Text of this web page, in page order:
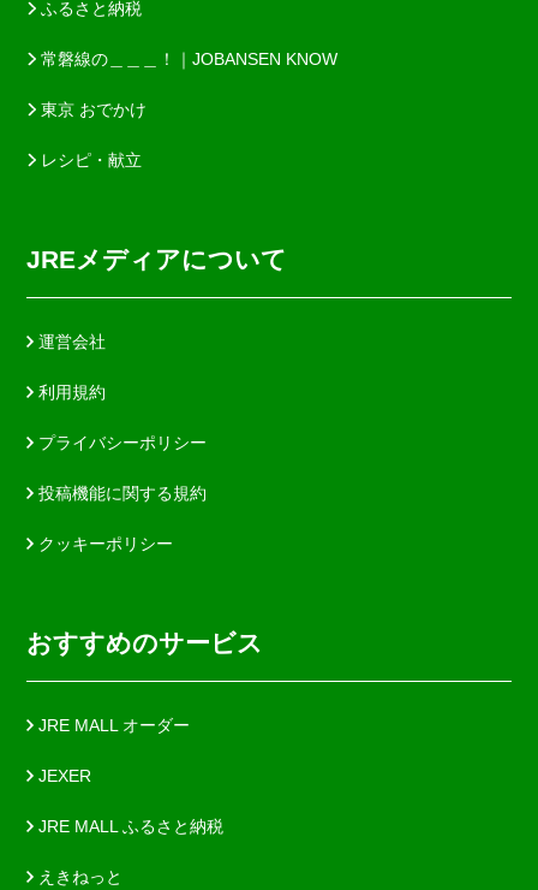
ふるさと納税
常磐線の＿＿＿！｜JOBANSEN KNOW
東京 おでかけ
レシピ・献立
JREメディアについて
運営会社
利用規約
プライバシーポリシー
投稿機能に関する規約
クッキーポリシー
おすすめのサービス
JRE MALL オーダー
JEXER
JRE MALL ふるさと納税
えきねっと